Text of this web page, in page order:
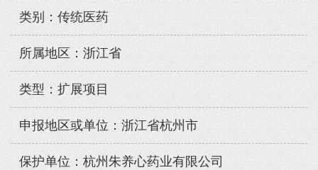
类别：传统医药
所属地区：浙江省
类型：扩展项目
申报地区或单位：浙江省杭州市
保护单位：杭州朱养心药业有限公司